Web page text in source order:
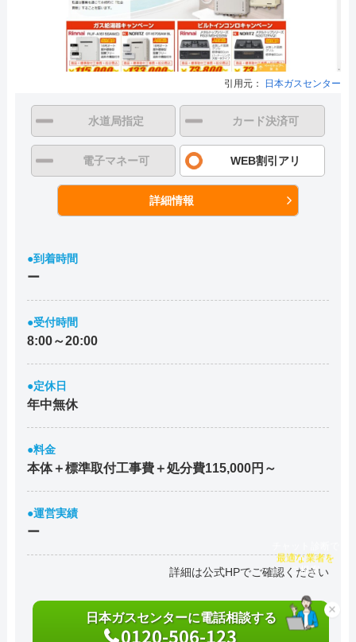
引用元： 日本ガスセンター
水道局指定 カード決済可
電子マネー可 WEB割引アリ
詳細情報
●到着時間
ー
●受付時間
8:00～20:00
●定休日
年中無休
●料金
本体＋標準取付工事費＋処分費115,000円～
●運営実績
ー
詳細は公式HPでご確認ください
日本ガスセンターに電話相談する
0120-506-123
×
最適な業者を
ご提案